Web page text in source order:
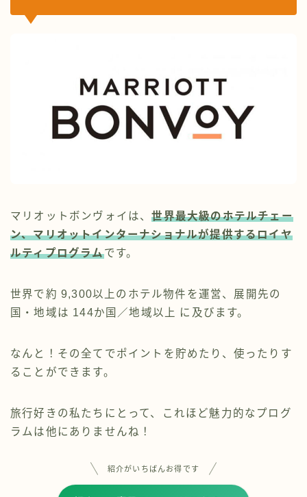
マリオットボンヴォイは、世界最大級のホテルチェー
ン、マリオットインターナショナルが提供するロイヤ
ルティプログラムです。
世界で約 9,300以上のホテル物件を運営、展開先の
国・地域は 144か国／地域以上 に及びます。
なんと！その全てでポイントを貯めたり、使ったりす
ることができます。
旅行好きの私たちにとって、これほど魅力的なプログ
ラムは他にありませんね！
紹介がいちばんお得です